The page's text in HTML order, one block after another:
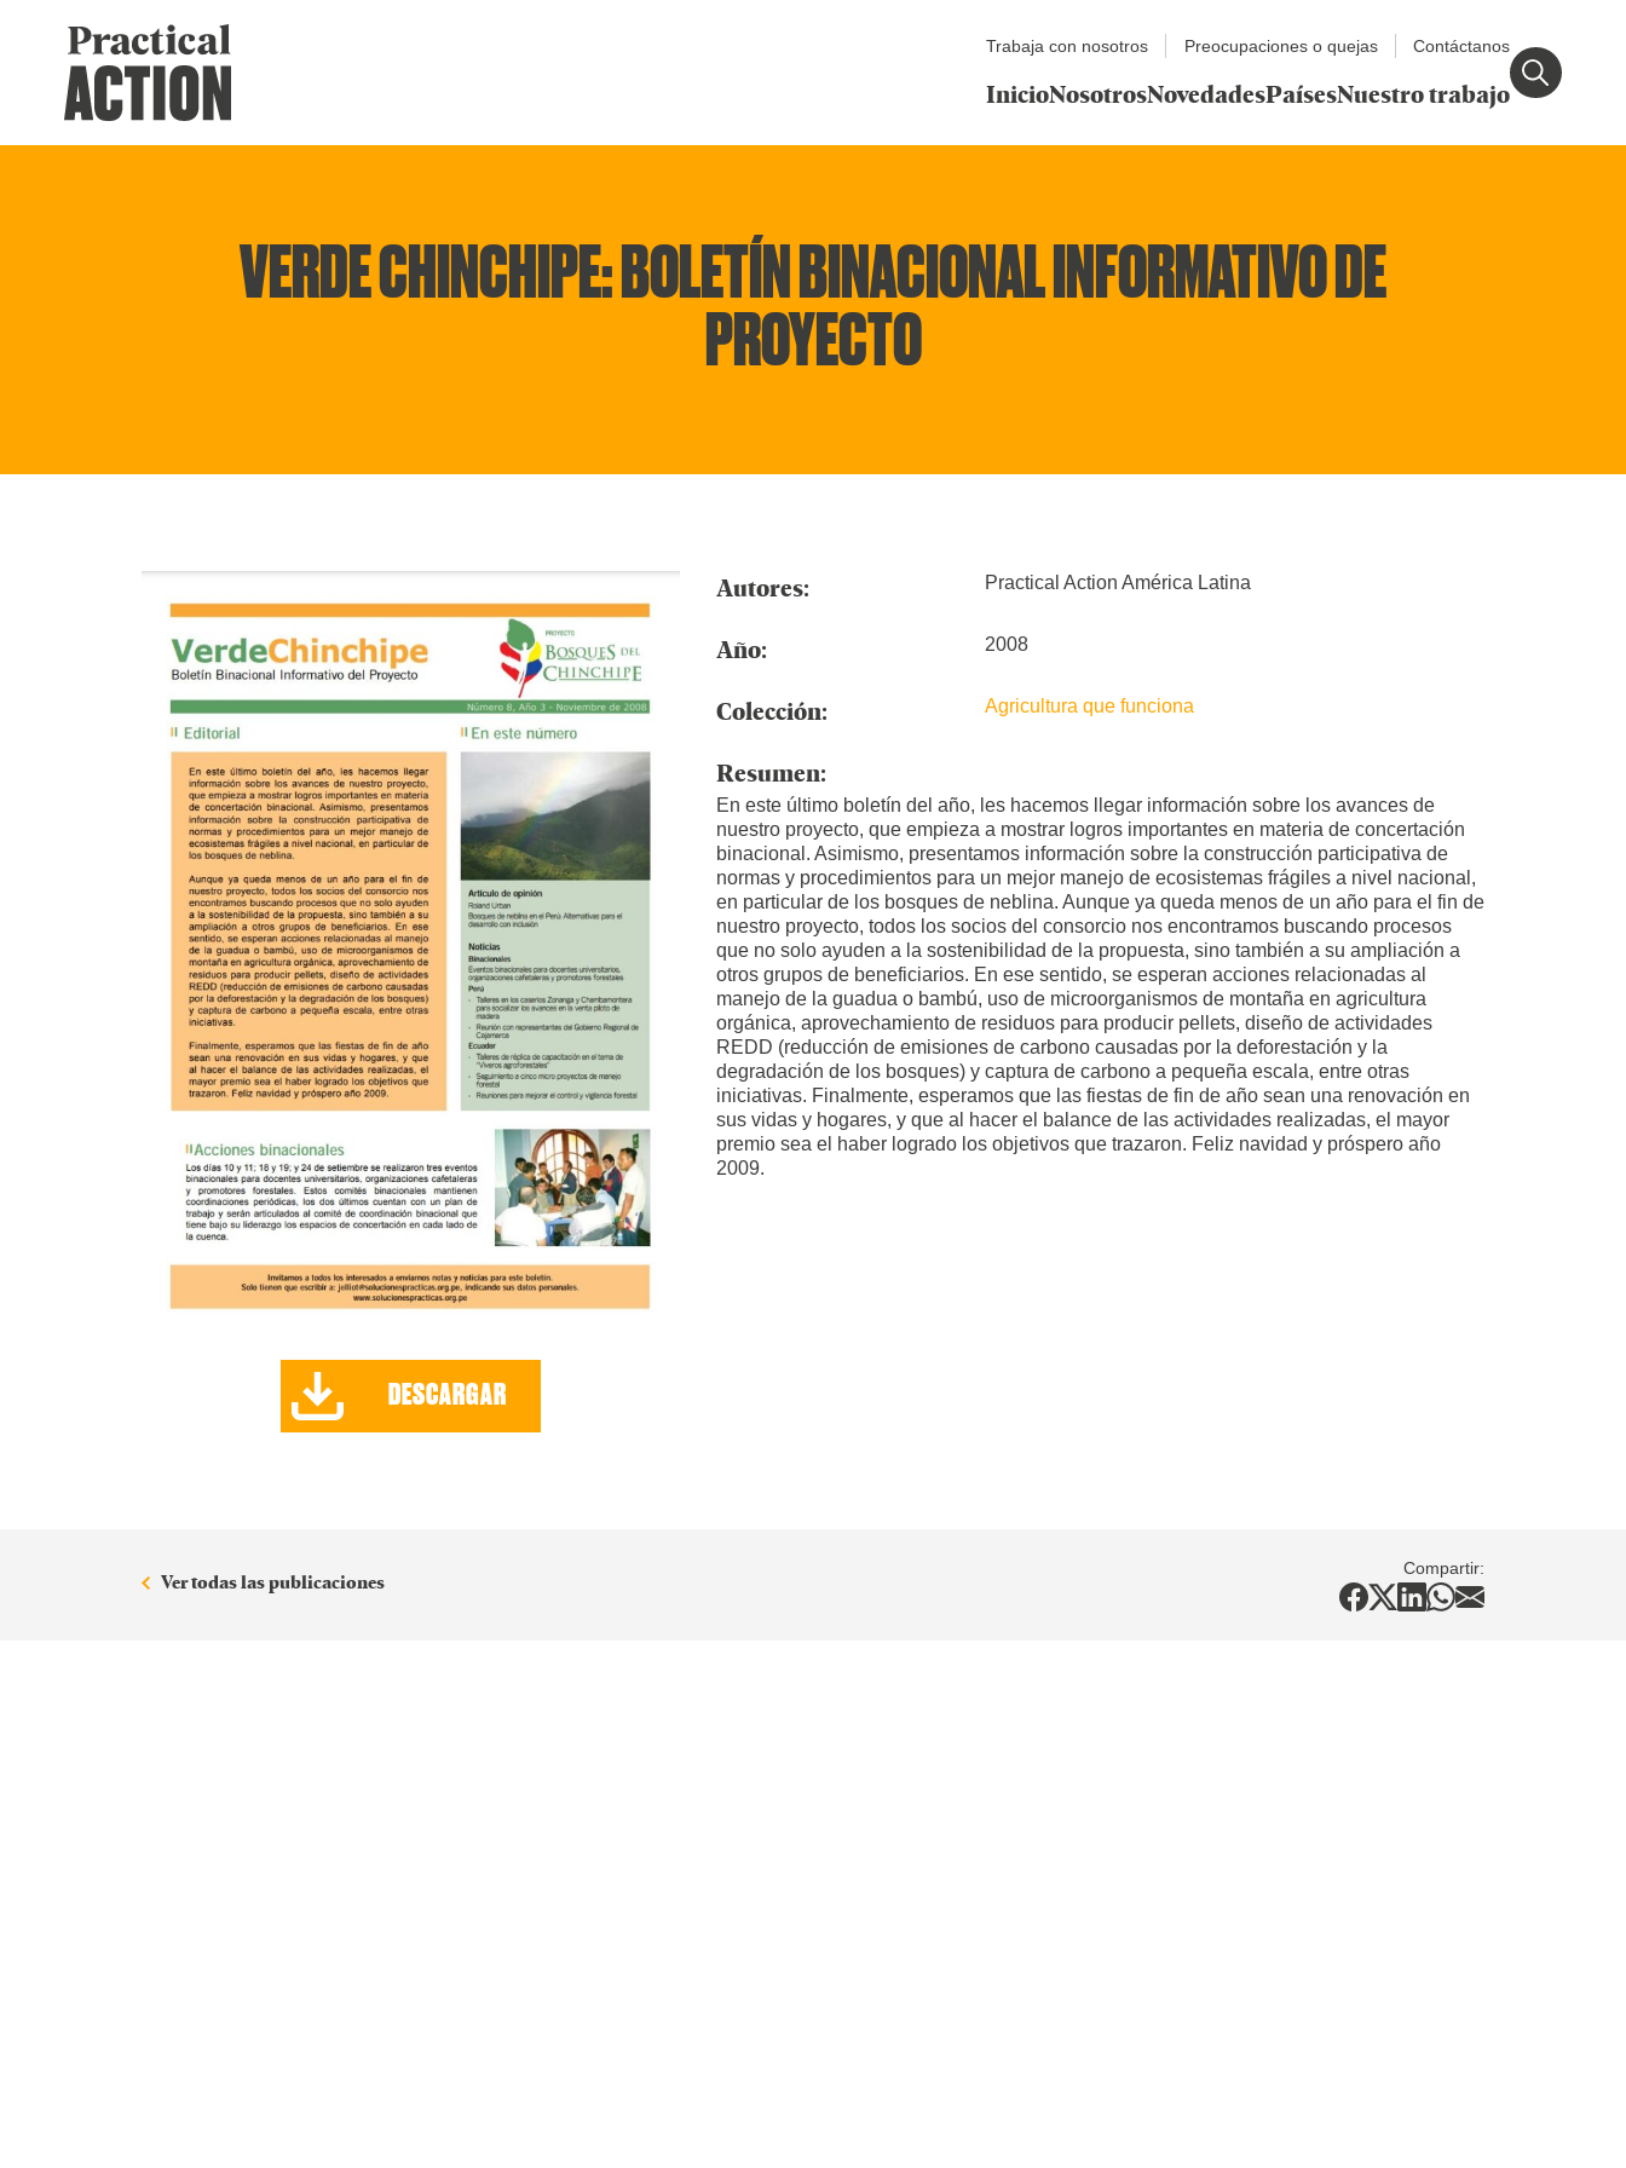
Trabaja con nosotros Preocupaciones o quejas Contáctanos
InicioNosotrosNovedadesPaísesNuestro trabajo
VERDE CHINCHIPE: BOLETÍN BINACIONAL INFORMATIVO DE
PROYECTO
DESCARGAR
Autores: Practical Action América Latina
Año: 2008
Colección: Agricultura que funciona
Resumen:
En este último boletín del año, les hacemos llegar información sobre los avances de
nuestro proyecto, que empieza a mostrar logros importantes en materia de concertación
binacional. Asimismo, presentamos información sobre la construcción participativa de
normas y procedimientos para un mejor manejo de ecosistemas frágiles a nivel nacional,
en particular de los bosques de neblina. Aunque ya queda menos de un año para el fin de
nuestro proyecto, todos los socios del consorcio nos encontramos buscando procesos
que no solo ayuden a la sostenibilidad de la propuesta, sino también a su ampliación a
otros grupos de beneficiarios. En ese sentido, se esperan acciones relacionadas al
manejo de la guadua o bambú, uso de microorganismos de montaña en agricultura
orgánica, aprovechamiento de residuos para producir pellets, diseño de actividades
REDD (reducción de emisiones de carbono causadas por la deforestación y la
degradación de los bosques) y captura de carbono a pequeña escala, entre otras
iniciativas. Finalmente, esperamos que las fiestas de fin de año sean una renovación en
sus vidas y hogares, y que al hacer el balance de las actividades realizadas, el mayor
premio sea el haber logrado los objetivos que trazaron. Feliz navidad y próspero año
2009.
Ver todas las publicaciones Compartir: